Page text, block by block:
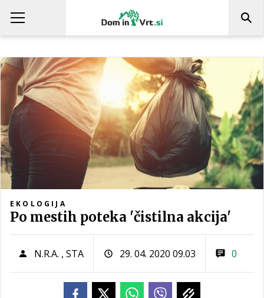
EKOLOGIJA
Po mestih poteka 'čistilna akcija'
N.R.A. , STA 29. 04. 2020 09.03 0